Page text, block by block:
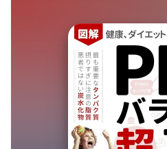
ァイナンシャルアカデミ
私の本業は銀⾏員です。投
る“証券アナリスト”という
わゆる投資のプロです。
をはじめとして、様々な
が……資産だけでなく「⾃
けるようになりました。
いるのが、健康への投資。